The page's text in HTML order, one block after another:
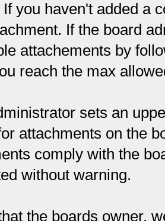
you haven't added a
If the board
attachements by
reach the max
sets an
attachments on the
comply with the
without warning.
the boards owner,